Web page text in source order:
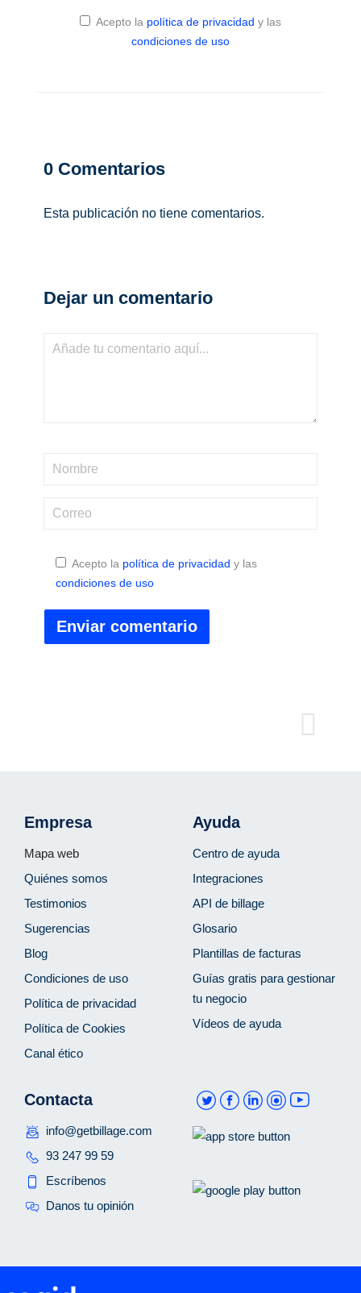
Acepto la política de privacidad y las
condiciones de uso
0 Comentarios
Esta publicación no tiene comentarios.
Dejar un comentario
Acepto la política de privacidad y las
condiciones de uso
Empresa
Mapa web
Quiénes somos
Testimonios
Sugerencias
Blog
Condiciones de uso
Política de privacidad
Política de Cookies
Canal ético
Ayuda
Centro de ayuda
Integraciones
API de billage
Glosario
Plantillas de facturas
Guías gratis para gestionar
tu negocio
Vídeos de ayuda
Contacta
info@getbillage.com
93 247 99 59
Escríbenos
Danos tu opinión